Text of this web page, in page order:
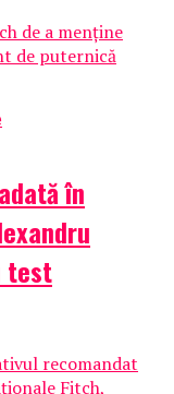
de a menține
de puternică
în
test
recomandat
Fitch,